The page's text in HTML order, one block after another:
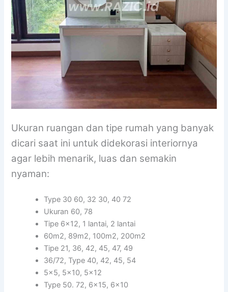
Ukuran ruangan dan tipe rumah yang banyak
dicari saat ini untuk didekorasi interiornya
agar lebih menarik, luas dan semakin
nyaman:
Type 30 60, 32 30, 40 72
Ukuran 60, 78
Tipe 6×12, 1 lantai, 2 lantai
60m2, 89m2, 100m2, 200m2
Tipe 21, 36, 42, 45, 47, 49
36/72, Type 40, 42, 45, 54
5×5, 5×10, 5×12
Type 50. 72, 6×15, 6×10